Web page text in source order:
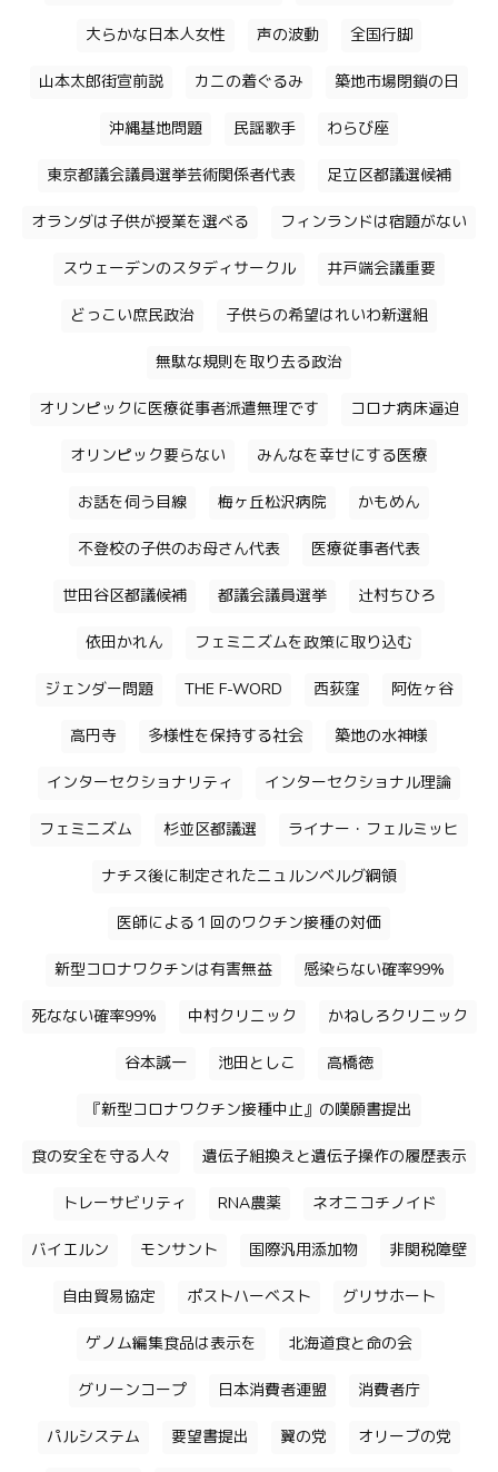
大らかな日本人女性 声の波動 全国行脚
山本太郎街宣前説 カニの着ぐるみ 築地市場閉鎖の日
沖縄基地問題 民謡歌手 わらび座
東京都議会議員選挙芸術関係者代表 足立区都議選候補
オランダは子供が授業を選べる フィンランドは宿題がない
スウェーデンのスタディサークル 井戸端会議重要
どっこい庶民政治 子供らの希望はれいわ新選組
無駄な規則を取り去る政治
オリンピックに医療従事者派遣無理です コロナ病床逼迫
オリンピック要らない みんなを幸せにする医療
お話を伺う目線 梅ヶ丘松沢病院 かもめん
不登校の子供のお母さん代表 医療従事者代表
世田谷区都議候補 都議会議員選挙 辻村ちひろ
依田かれん フェミニズムを政策に取り込む
ジェンダー問題 THE F-WORD 西荻窪 阿佐ヶ谷
高円寺 多様性を保持する社会 築地の水神様
インターセクショナリティ インターセクショナル理論
フェミニズム 杉並区都議選 ライナー・フェルミッヒ
ナチス後に制定されたニュルンベルグ綱領
医師による１回のワクチン接種の対価
新型コロナワクチンは有害無益 感染らない確率99%
死なない確率99% 中村クリニック かねしろクリニック
谷本誠一 池田としこ 高橋徳
『新型コロナワクチン接種中止』の嘆願書提出
食の安全を守る人々 遺伝子組換えと遺伝子操作の履歴表示
トレーサビリティ RNA農薬 ネオニコチノイド
バイエルン モンサント 国際汎用添加物 非関税障壁
自由貿易協定 ポストハーベスト グリサホート
ゲノム編集食品は表示を 北海道食と命の会
グリーンコープ 日本消費者連盟 消費者庁
パルシステム 要望書提出 翼の党 オリーブの党